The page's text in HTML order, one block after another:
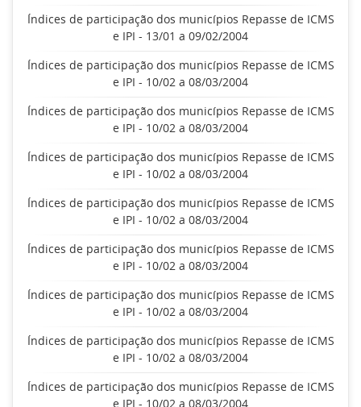
Índices de participação dos municípios Repasse de ICMS
e IPI - 13/01 a 09/02/2004
Índices de participação dos municípios Repasse de ICMS
e IPI - 10/02 a 08/03/2004
Índices de participação dos municípios Repasse de ICMS
e IPI - 10/02 a 08/03/2004
Índices de participação dos municípios Repasse de ICMS
e IPI - 10/02 a 08/03/2004
Índices de participação dos municípios Repasse de ICMS
e IPI - 10/02 a 08/03/2004
Índices de participação dos municípios Repasse de ICMS
e IPI - 10/02 a 08/03/2004
Índices de participação dos municípios Repasse de ICMS
e IPI - 10/02 a 08/03/2004
Índices de participação dos municípios Repasse de ICMS
e IPI - 10/02 a 08/03/2004
Índices de participação dos municípios Repasse de ICMS
e IPI - 10/02 a 08/03/2004